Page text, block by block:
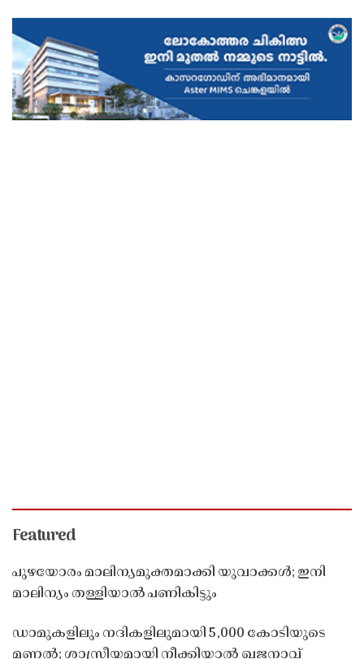
Featured
പുഴയോരം മാലിന്യമുക്തമാക്കി യുവാക്കൾ; ഇനി
മാലിന്യം തള്ളിയാൽ പണികിട്ടും
ഡാമുകളിലും നദികളിലുമായി 5,000 കോടിയുടെ
മണൽ; ശാസ്ത്രീയമായി നീക്കിയാൽ ഖജനാവ്